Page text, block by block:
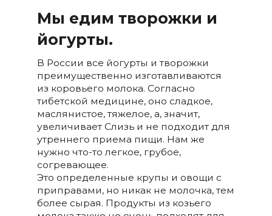
Мы едим творожки и
йогурты.
В России все йогурты и творожки
преимущественно изготавливаются
из коровьего молока. Согласно
тибетской медицине, оно сладкое,
маслянистое, тяжелое, а, значит,
увеличивает Слизь и не подходит для
утреннего приема пищи. Нам же
нужно что-то легкое, грубое,
согревающее.
Это определенные крупы и овощи с
приправами, но никак не молочка, тем
более сырая. Продукты из козьего